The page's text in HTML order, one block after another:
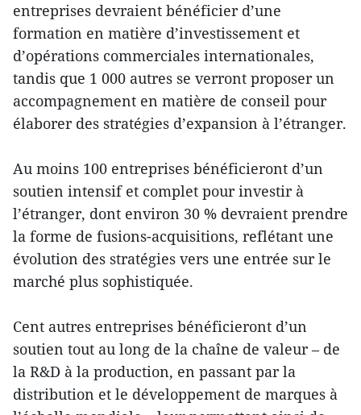
entreprises devraient bénéficier d’une
formation en matière d’investissement et
d’opérations commerciales internationales,
tandis que 1 000 autres se verront proposer un
accompagnement en matière de conseil pour
élaborer des stratégies d’expansion à l’étranger.
Au moins 100 entreprises bénéficieront d’un
soutien intensif et complet pour investir à
l’étranger, dont environ 30 % devraient prendre
la forme de fusions-acquisitions, reflétant une
évolution des stratégies vers une entrée sur le
marché plus sophistiquée.
Cent autres entreprises bénéficieront d’un
soutien tout au long de la chaîne de valeur – de
la R&D à la production, en passant par la
distribution et le développement de marques à